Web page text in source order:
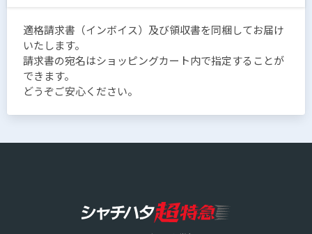
適格請求書（インボイス）及び領収書を同梱してお届け
いたします。
請求書の宛名はショッピングカート内で指定することが
できます。
どうぞご安心ください。